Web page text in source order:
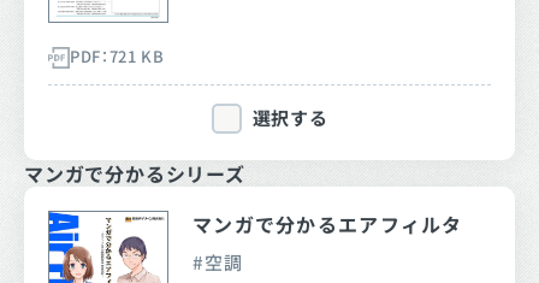
PDF：721 KB
選択する
マンガで分かるシリーズ
マンガで分かるエアフィルタ
空調